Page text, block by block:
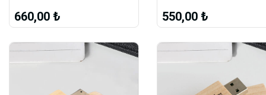
660,00 ₺ 550,00 ₺